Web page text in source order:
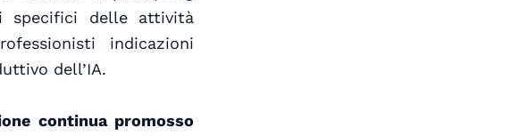
delle attività
indicazioni
dell’IA.
continua promosso